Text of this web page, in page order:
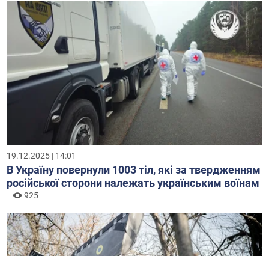
19.12.2025 | 14:01
В Україну повернули 1003 тіл, які за твердженням
російської сторони належать українським воїнам
925